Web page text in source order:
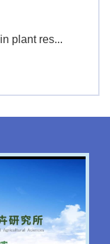
plant res...